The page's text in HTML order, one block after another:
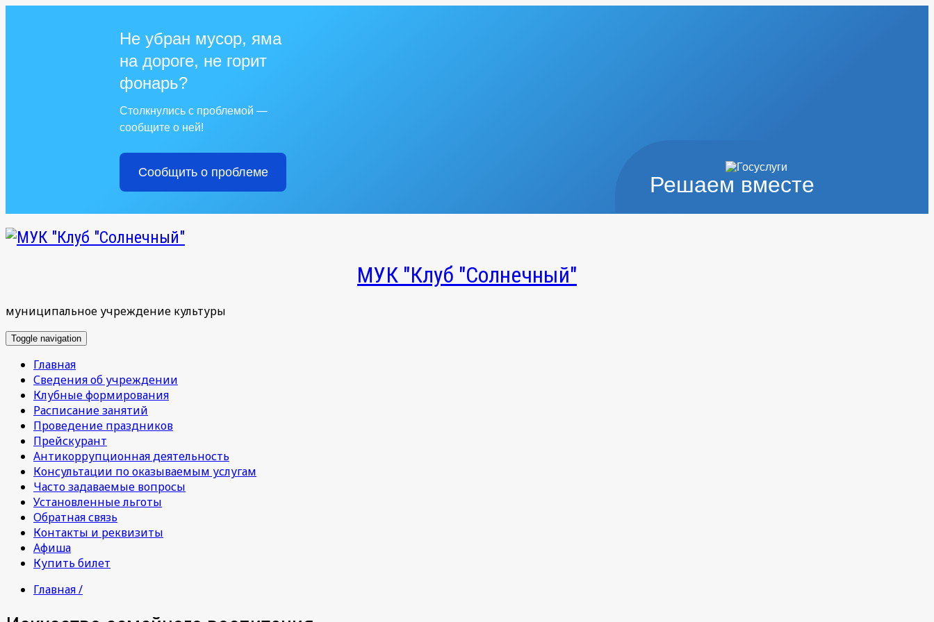
Решаем вместе
Не убран мусор, яма
на дороге, не горит
фонарь?
Столкнулись с проблемой —
сообщите о ней!
Сообщить о проблеме
МУК "Клуб "Солнечный"
муниципальное учреждение культуры
Toggle navigation
Главная
Сведения об учреждении
Клубные формирования
Расписание занятий
Проведение праздников
Прейскурант
Антикоррупционная деятельность
Консультации по оказываемым услугам
Часто задаваемые вопросы
Установленные льготы
Обратная связь
Контакты и реквизиты
Афиша
Купить билет
Главная /